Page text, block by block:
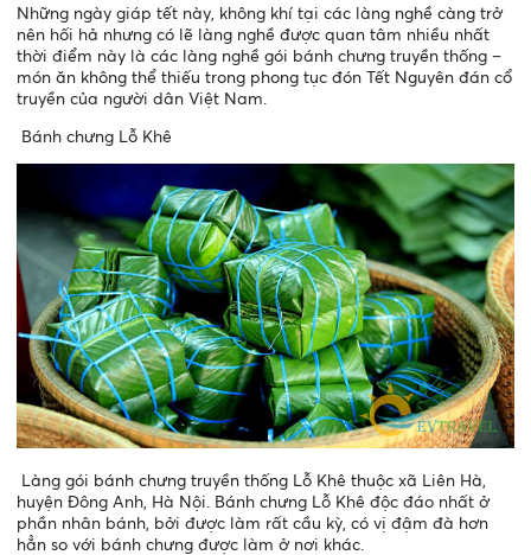
Những ngày giáp tết này, không khí tại các làng nghề càng trở
nên hối hả nhưng có lẽ làng nghề được quan tâm nhiều nhất
thời điểm này là các làng nghề gói bánh chưng truyền thống –
món ăn không thể thiếu trong phong tục đón Tết Nguyên đán cổ
truyền của người dân Việt Nam.
Bánh chưng Lỗ Khê
Làng gói bánh chưng truyền thống Lỗ Khê thuộc xã Liên Hà,
huyện Đông Anh, Hà Nội. Bánh chưng Lỗ Khê độc đáo nhất ở
phần nhân bánh, bởi được làm rất cầu kỳ, có vị đậm đà hơn
hẳn so với bánh chưng được làm ở nơi khác.